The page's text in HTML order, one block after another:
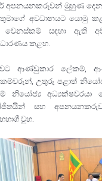
අපනයනකරුවන් මුහුණ
අවධානයට යොමු
වෙනස්කම් සඳහා ඇති
කළහ.
ආණ්ඩුකාර ලේකම්,
උතුරු පළාත්
නියෝජ්‍ය අධ්‍යක්ෂවරයා
සහ
වූහ.